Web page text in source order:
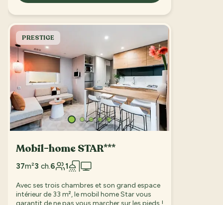
PRESTIGE
Mobil-home STAR***
37m²3 ch.6 1
Avec ses trois chambres et son grand espace
intérieur de 33 m², le mobil home Star vous
garantit de ne pas vous marcher sur les pieds !